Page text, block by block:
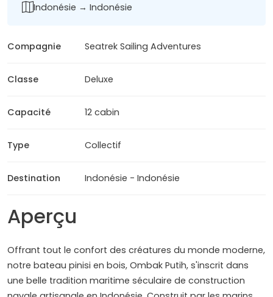
Indonésie → Indonésie
Compagnie Seatrek Sailing Adventures
Classe Deluxe
Capacité 12 cabin
Type Collectif
Destination Indonésie - Indonésie
Aperçu
Offrant tout le confort des créatures du monde moderne,
notre bateau pinisi en bois, Ombak Putih, s'inscrit dans
une belle tradition maritime séculaire de construction